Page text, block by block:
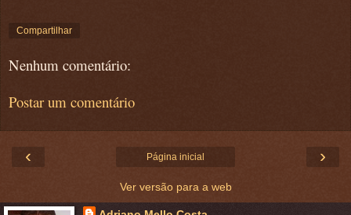
Compartilhar
Nenhum comentário:
Postar um comentário
‹ ›
Página inicial
Ver versão para a web